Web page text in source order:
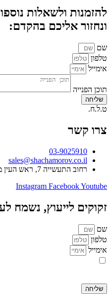
להזמנות ולשאלות
ונחזור אליכם בהקדם:
שם
טלפון
אימייל
תוכן הפנייה
שליחה
ט.ל.ח.
צרו קשר
03-9025910
sales@shachamorov.co.il
רחוב התעשייה 7, ראש העין מיקוד 4801795
Instagram FacebookYoutube
זקוקים לייעוץ, נשמח
שם
טלפון
אימייל
שליחה